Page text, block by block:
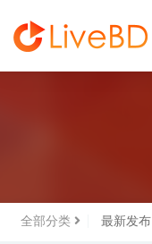
全部分类 最新发布